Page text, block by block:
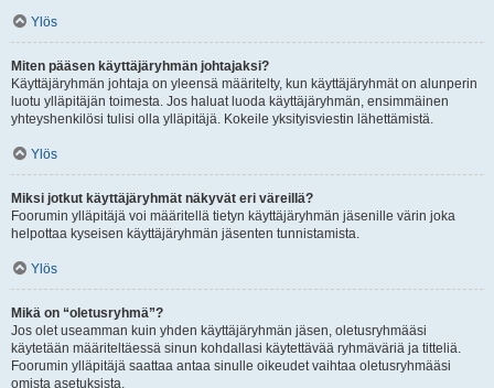
Ylös
Miten pääsen käyttäjäryhmän johtajaksi?
Käyttäjäryhmän johtaja on yleensä määritelty, kun käyttäjäryhmät on alunperin
luotu ylläpitäjän toimesta. Jos haluat luoda käyttäjäryhmän, ensimmäinen
yhteyshenkilösi tulisi olla ylläpitäjä. Kokeile yksityisviestin lähettämistä.
Ylös
Miksi jotkut käyttäjäryhmät näkyvät eri väreillä?
Foorumin ylläpitäjä voi määritellä tietyn käyttäjäryhmän jäsenille värin joka
helpottaa kyseisen käyttäjäryhmän jäsenten tunnistamista.
Ylös
Mikä on “oletusryhmä”?
Jos olet useamman kuin yhden käyttäjäryhmän jäsen, oletusryhmääsi
käytetään määriteltäessä sinun kohdallasi käytettävää ryhmäväriä ja titteliä.
Foorumin ylläpitäjä saattaa antaa sinulle oikeudet vaihtaa oletusryhmääsi
omista asetuksista.